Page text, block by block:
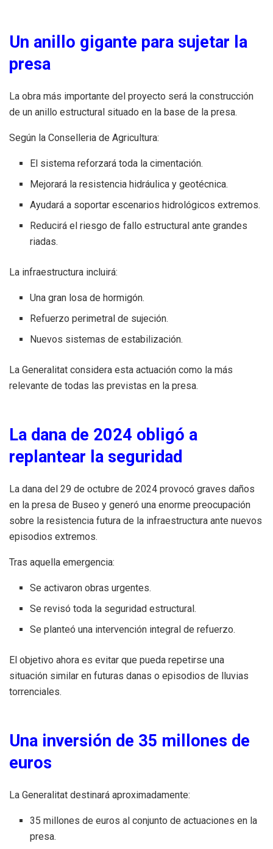
Un anillo gigante para sujetar la
presa
La obra más importante del proyecto será la construcción
de un anillo estructural situado en la base de la presa.
Según la Conselleria de Agricultura:
El sistema reforzará toda la cimentación.
Mejorará la resistencia hidráulica y geotécnica.
Ayudará a soportar escenarios hidrológicos extremos.
Reducirá el riesgo de fallo estructural ante grandes
riadas.
La infraestructura incluirá:
Una gran losa de hormigón.
Refuerzo perimetral de sujeción.
Nuevos sistemas de estabilización.
La Generalitat considera esta actuación como la más
relevante de todas las previstas en la presa.
La dana de 2024 obligó a
replantear la seguridad
La dana del 29 de octubre de 2024 provocó graves daños
en la presa de Buseo y generó una enorme preocupación
sobre la resistencia futura de la infraestructura ante nuevos
episodios extremos.
Tras aquella emergencia:
Se activaron obras urgentes.
Se revisó toda la seguridad estructural.
Se planteó una intervención integral de refuerzo.
El objetivo ahora es evitar que pueda repetirse una
situación similar en futuras danas o episodios de lluvias
torrenciales.
Una inversión de 35 millones de
euros
La Generalitat destinará aproximadamente:
35 millones de euros al conjunto de actuaciones en la
presa.